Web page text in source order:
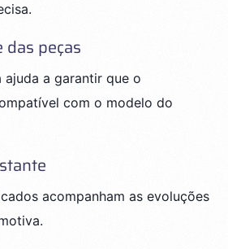
peças
a garantir que o
com o modelo do
acompanham as evoluções